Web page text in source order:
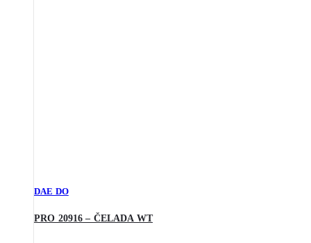
DAE DO
PRO 20916 – ČELADA WT